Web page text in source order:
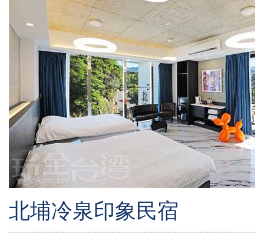
北埔冷泉印象民宿